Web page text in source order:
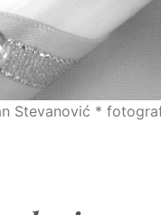
Stevanović *